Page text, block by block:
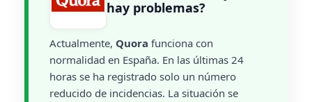
hay problemas?
Actualmente, Quora funciona con
normalidad en España. En las últimas 24
horas se ha registrado solo un número
reducido de incidencias. La situación se